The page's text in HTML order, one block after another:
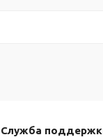
Служба